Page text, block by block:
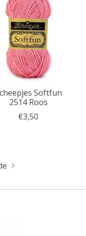
Softfun
2514 Roos
€3,50